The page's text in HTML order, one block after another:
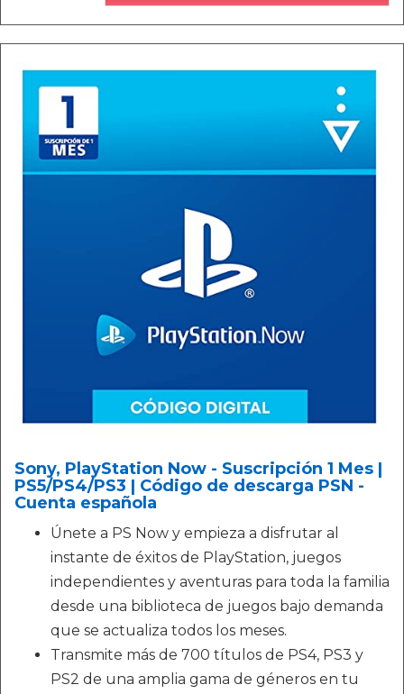
Sony, PlayStation Now - Suscripción 1 Mes |
PS5/PS4/PS3 | Código de descarga PSN -
Cuenta española
Únete a PS Now y empieza a disfrutar al
instante de éxitos de PlayStation, juegos
independientes y aventuras para toda la familia
desde una biblioteca de juegos bajo demanda
que se actualiza todos los meses.
Transmite más de 700 títulos de PS4, PS3 y
PS2 de una amplia gama de géneros en tu